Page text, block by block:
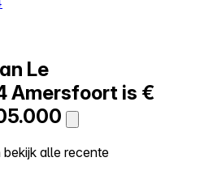
Le
Amersfoort is €
alle recente